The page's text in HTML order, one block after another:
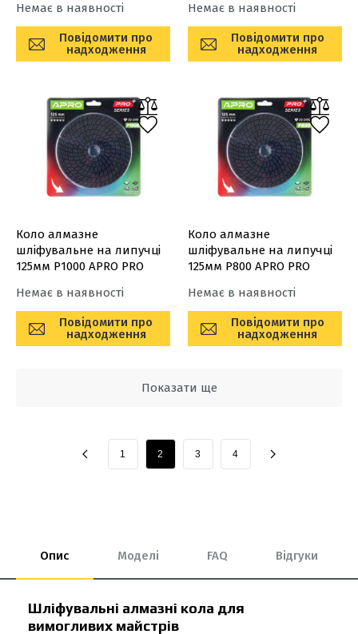
Немає в наявності
Повідомити про
надходження
Немає в наявності
Повідомити про
надходження
Коло алмазне
шліфувальне на липучці
125мм Р1000 APRO PRO
Немає в наявності
Повідомити про
надходження
Коло алмазне
шліфувальне на липучці
125мм Р800 APRO PRO
Немає в наявності
Повідомити про
надходження
Показати ще
1 2 3 4
Опис Моделі FAQ Відгуки
Шліфувальні алмазні кола для
вимогливих майстрів